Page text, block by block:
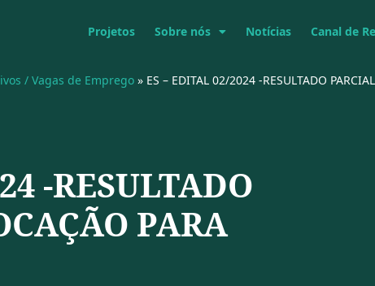
Projetos Sobre nós Notícias Canal de
/ Vagas de Emprego » ES – EDITAL 02/2024 -RESULTADO
-RESULTADO
PARA